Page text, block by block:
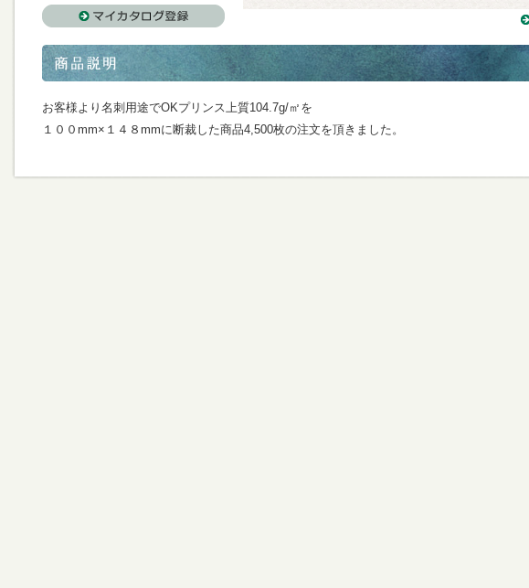
お客様より名刺用途でOKプリンス上質104.7g/㎡を
１００mm×１４８mmに断裁した商品4,500枚の注文を頂きました。